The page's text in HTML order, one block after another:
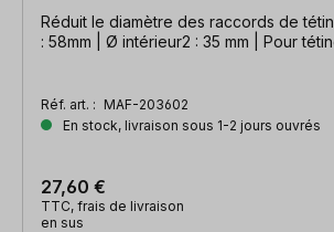
Réduit le diamètre des raccords de
: 58mm | Ø intérieur2 : 35 mm | Pour
Réf. art. : MAF-203602
En stock, livraison sous 1-2 jours ouvrés
27,60 €
TTC, frais de livraison
en sus